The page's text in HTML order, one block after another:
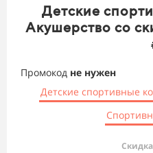
Детские
Акушерство со
Промокод не нужен
Детские спортивные